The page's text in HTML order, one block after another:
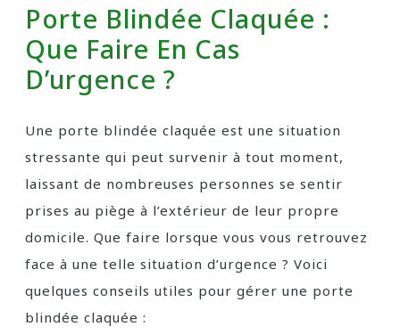
Porte Blindée Claquée :
Que Faire En Cas
D’urgence ?
Une porte blindée claquée est une situation
stressante qui peut survenir à tout moment,
laissant de nombreuses personnes se sentir
prises au piège à l’extérieur de leur propre
domicile. Que faire lorsque vous vous retrouvez
face à une telle situation d’urgence ? Voici
quelques conseils utiles pour gérer une porte
blindée claquée :